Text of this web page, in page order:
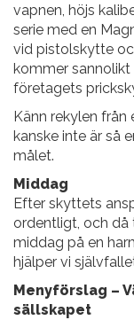
vapnen, höjs
serie med en
vid pistolskytte
kommer
företagets
Känn rekylen
kanske inte är så
målet.
Middag
Efter skyttets
ordentligt, och då
middag på en
hjälper vi
Menyförslag –
sällskapet